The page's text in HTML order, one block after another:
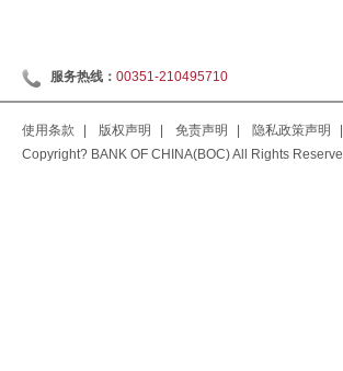
服务热线： 00351-210495710
使用条款 版权声明 免责声明 隐私政策声明
Copyright? BANK OF CHINA(BOC) All Rights